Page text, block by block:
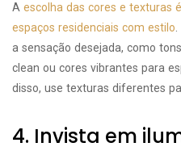
A escolha das cores e texturas
espaços residenciais com estilo
a sensação desejada, como
clean ou cores vibrantes para
disso, use texturas diferentes
4. Invista em